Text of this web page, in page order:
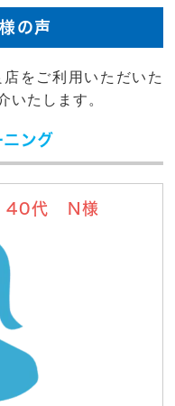
の声
をご利用いただいた
いたします。
ング
40代 N様